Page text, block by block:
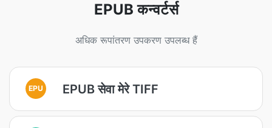
EPUB कन्वर्टर्स
अधिक रूपांतरण उपकरण उपलब्ध हैं
EPU EPUB सेवा मेरे TIFF